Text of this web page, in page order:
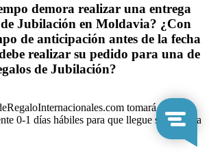
demora realizar una entrega
de Jubilación en Moldavia? ¿Con
de anticipación antes de la fecha
realizar su pedido para una de
de Jubilación?
tomará
0-1 días hábiles para que llegue su regalo a